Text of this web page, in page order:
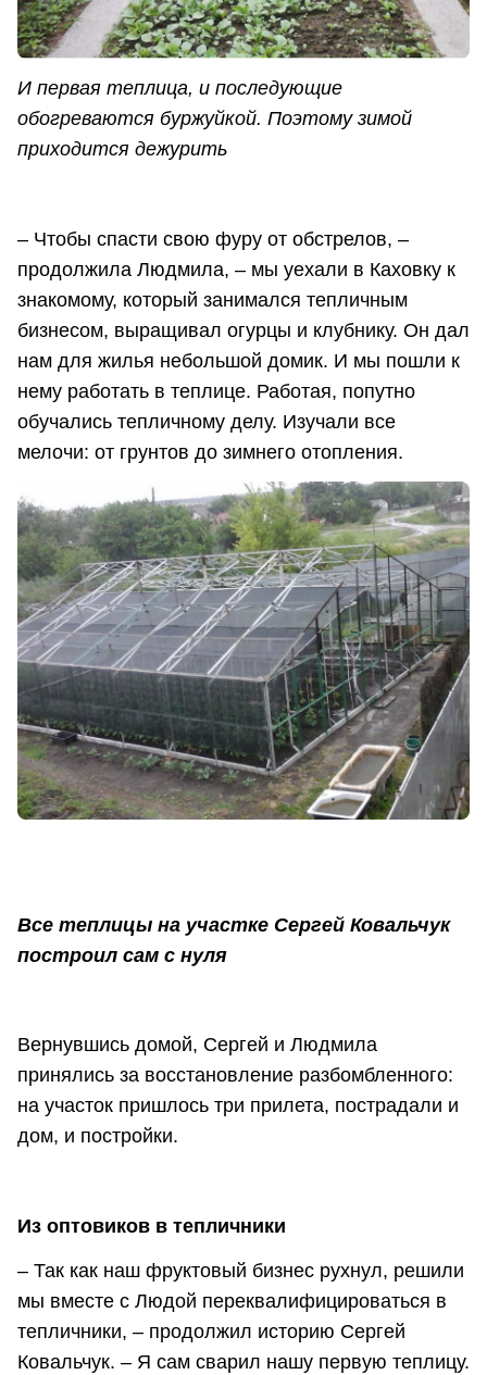
И первая теплица, и последующие
обогреваются буржуйкой. Поэтому зимой
приходится дежурить
– Чтобы спасти свою фуру от обстрелов, –
продолжила Людмила, – мы уехали в Каховку к
знакомому, который занимался тепличным
бизнесом, выращивал огурцы и клубнику. Он дал
нам для жилья небольшой домик. И мы пошли к
нему работать в теплице. Работая, попутно
обучались тепличному делу. Изучали все
мелочи: от грунтов до зимнего отопления.
Все теплицы на участке Сергей Ковальчук
построил сам с нуля
Вернувшись домой, Сергей и Людмила
принялись за восстановление разбомбленного:
на участок пришлось три прилета, пострадали и
дом, и постройки.
Из оптовиков в тепличники
– Так как наш фруктовый бизнес рухнул, решили
мы вместе с Людой переквалифицироваться в
тепличники, – продолжил историю Сергей
Ковальчук. – Я сам сварил нашу первую теплицу.